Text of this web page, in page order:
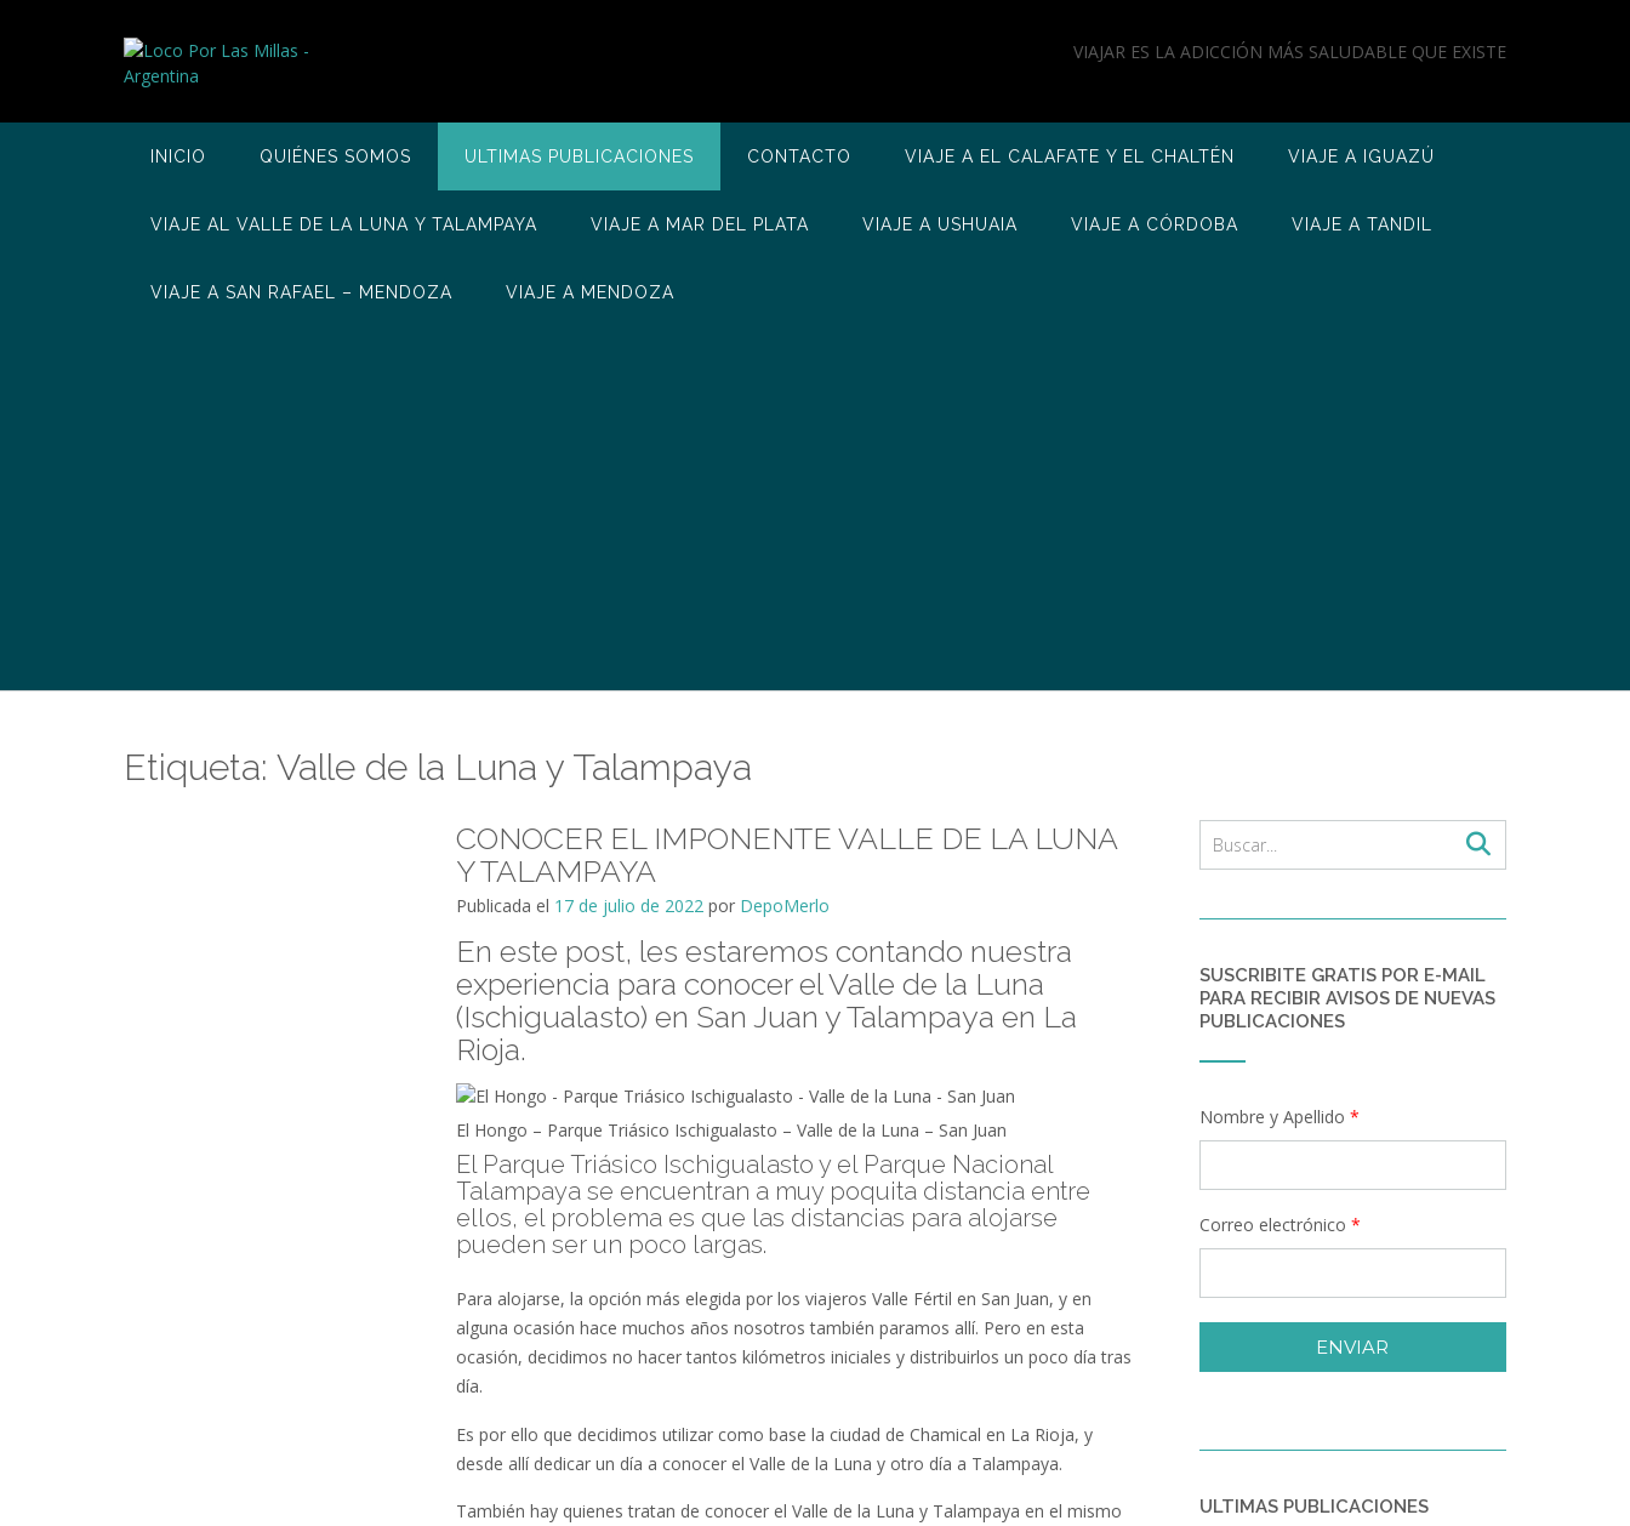
VIAJAR ES LA ADICCIÓN MÁS SALUDABLE QUE EXISTE
INICIO QUIÉNES SOMOS ULTIMAS PUBLICACIONES CONTACTO VIAJE A EL CALAFATE Y EL CHALTÉN VIAJE A IGUAZÚ
VIAJE AL VALLE DE LA LUNA Y TALAMPAYA VIAJE A MAR DEL PLATA VIAJE A USHUAIA VIAJE A CÓRDOBA VIAJE A TANDIL
VIAJE A SAN RAFAEL – MENDOZA VIAJE A MENDOZA
Etiqueta: Valle de la Luna y Talampaya
CONOCER EL IMPONENTE VALLE DE LA LUNA
Y TALAMPAYA
Publicada el 17 de julio de 2022por DepoMerlo
En este post, les estaremos contando nuestra
experiencia para conocer el Valle de la Luna
(Ischigualasto) en San Juan y Talampaya en La
Rioja.
El Hongo – Parque Triásico Ischigualasto – Valle de la Luna – San Juan
El Parque Triásico Ischigualasto y el Parque Nacional
Talampaya se encuentran a muy poquita distancia entre
ellos, el problema es que las distancias para alojarse
pueden ser un poco largas.
Para alojarse, la opción más elegida por los viajeros Valle Fértil en San Juan, y en
alguna ocasión hace muchos años nosotros también paramos allí. Pero en esta
ocasión, decidimos no hacer tantos kilómetros iniciales y distribuirlos un poco día tras
día.
Es por ello que decidimos utilizar como base la ciudad de Chamical en La Rioja, y
desde allí dedicar un día a conocer el Valle de la Luna y otro día a Talampaya.
También hay quienes tratan de conocer el Valle de la Luna y Talampaya en el mismo
SUSCRIBITE GRATIS POR E-MAIL
PARA RECIBIR AVISOS DE NUEVAS
PUBLICACIONES
Nombre y Apellido *
Correo electrónico *
ENVIAR
ULTIMAS PUBLICACIONES